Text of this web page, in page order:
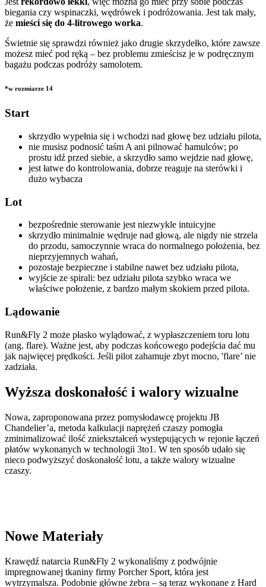
biegania czy wspinaczki, wędrówek i podróżowania. Jest tak mały,
że mieści się do 4-litrowego worka.
Świetnie się sprawdzi również jako drugie skrzydełko, które zawsze
możesz mieć pod ręką – bez problemu zmieścisz je w podręcznym
bagażu podczas podróży samolotem.
*w rozmiarze 14
Start
skrzydło wypełnia się i wchodzi nad głowę bez udziału pilota,
nie musisz podnosić taśm A ani pilnować hamulców; po
prostu idź przed siebie, a skrzydło samo wejdzie nad głowę,
jest łatwe do kontrolowania, dobrze reaguje na sterówki i
dużo wybacza
Lot
bezpośrednie sterowanie jest niezwykle intuicyjne
skrzydło minimalnie wędruje nad głową, ale nigdy nie strzela
do przodu, samoczynnie wraca do normalnego położenia, bez
nieprzyjemnych wahań,
pozostaje bezpieczne i stabilne nawet bez udziału pilota,
wyjście ze spirali: bez udziału pilota szybko wraca we
właściwe położenie, z bardzo małym skokiem przed pilota.
Lądowanie
Run&Fly 2 może płasko wylądować, z wypłaszczeniem toru lotu
(ang. flare). Ważne jest, aby podczas końcowego podejścia dać mu
jak najwięcej prędkości. Jeśli pilot zahamuje zbyt mocno, 'flare’ nie
zadziała.
Wyższa doskonałość i walory wizualne
Nowa, zaproponowana przez pomysłodawcę projektu JB
Chandelier’a, metoda kalkulacji naprężeń czaszy pomogła
zminimalizować ilość zniekształceń występujących w rejonie łączeń
płatów wykonanych w technologii 3to1. W ten sposób udało się
nieco podwyższyć doskonałość lotu, a także walory wizualne
czaszy.
Nowe Materiały
Krawędź natarcia Run&Fly 2 wykonaliśmy z podwójnie
impregnowanej tkaniny firmy Porcher Sport, która jest
wytrzymalsza. Podobnie główne żebra – są teraz wykonane z Hard